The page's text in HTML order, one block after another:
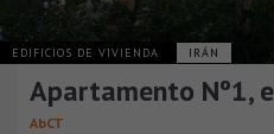
EDIFICIOS DE VIVIENDA IRÁN
Apartamento Nº1,
AbCT